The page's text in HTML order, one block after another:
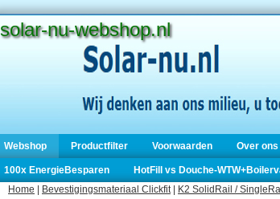
solar-nu-webshop.nl
Webshop Productfilter Voorwaarden Over ons
100x EnergieBesparen
HotFill vs Douche-
Home
Bevestigingsmateriaal Clickfit| K2 SolidRail /